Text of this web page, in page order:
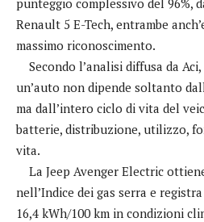
Renault 5 E-Tech, entrambe
massimo riconoscimento.
Secondo l’analisi diffusa da
un’auto non dipende soltanto
ma dall’intero ciclo di vita del
batterie, distribuzione, utilizzo,
vita.
La Jeep Avenger Electric
nell’Indice dei gas serra e
16,4 kWh/100 km in condizioni